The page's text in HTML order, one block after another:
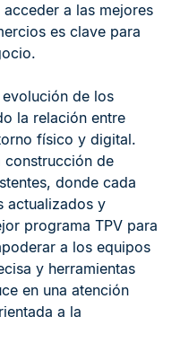
a las mejores
es clave para
evolución de los
la relación entre
físico y digital.
construcción de
donde cada
actualizados y
programa TPV para
a los equipos
y herramientas
en una atención
a la